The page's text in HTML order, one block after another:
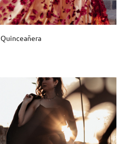
Quinceañera